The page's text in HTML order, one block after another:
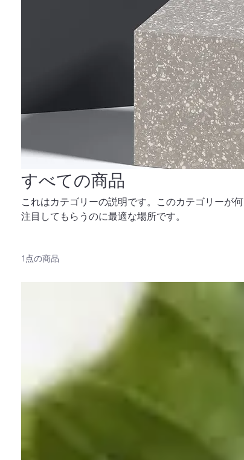
すべての商品
これはカテゴリーの説明です。このカテゴリーが
注目してもらうのに最適な場所です。
1点の商品